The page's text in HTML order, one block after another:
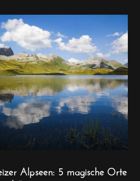
Alpseen: 5 magische Orte